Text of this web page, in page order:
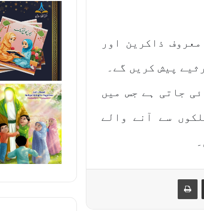
ذاکرین اور
پیش کریں گے۔
جاتی ہے جس میں
سے آنے والے